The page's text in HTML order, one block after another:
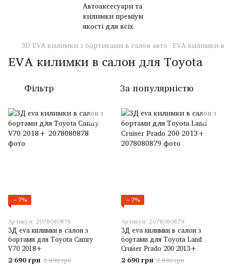
3D EVA килимки з бортиками в салон авто EVA килимки
EVA килимки в салон для Toyota
Фільтр За популярністю
−7%
Артикул: 2078080878
3Д eva килимки в салон з
бортами для Toyota Camry
V70 2018+
2 690 грн 2 890 грн
−7%
Артикул: 2078080879
3Д eva килимки в салон з
бортами для Toyota Land
Cruiser Prado 200 2013+
2 690 грн 2 890 грн